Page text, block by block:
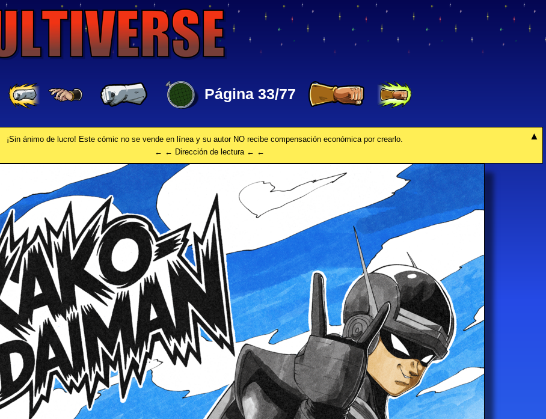
Página 33/77
¡Sin ánimo de lucro! Este cómic no se vende en línea y su autor NO recibe compensación económica por crearlo.
← ← Dirección de lectura ← ←